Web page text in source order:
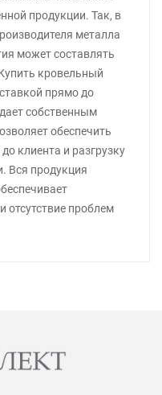
продукции. Так, в
металла
может составлять
кровельный
прямо до
собственным
обеспечить
клиента и разгрузку
Вся продукция
отсутствие проблем